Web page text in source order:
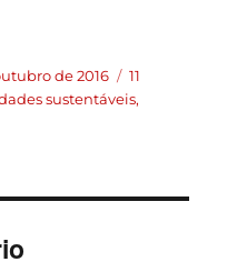
de 2016
11
sustentáveis,